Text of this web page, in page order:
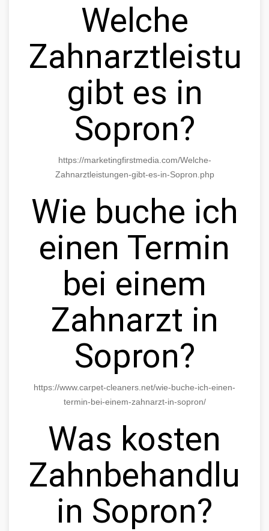
Welche
gibt es in
Sopron?
https://marketingfirstmedia.com/Welche-
Zahnarztleistungen-gibt-es-in-Sopron.php
Wie buche ich
einen Termin
bei einem
Zahnarzt in
Sopron?
https://www.carpet-cleaners.net/wie-buche-ich-einen-
termin-bei-einem-zahnarzt-in-sopron/
Was kosten
in Sopron?